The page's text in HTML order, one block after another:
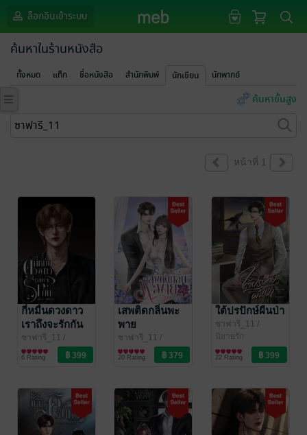
ล็อกอินเข้าระบบ
ค้นหาในร้านหนังสือ
ทั้งหมด แท็ก ชื่อหนังสือ สำนักพิมพ์ นักเขียน นักพากย์
ค้นหาขั้นสูง
หน้าที่ 1
กี่หมื่นดวงดาว
เราถึงจะรักกัน
ซาฟารี_11 /
ซาฟารี
นิยายรัก
6 Rating
เสพติดกลิ่นพะ
พาย
ซาฟารี_11 /
ซาฟารี
นิยายโรมานซ์
20 Rating
ใต้ปรปักษ์ผืนป่า
ซาฟารี_11 /
ซาฟารี
นิยายรัก
22 Rating